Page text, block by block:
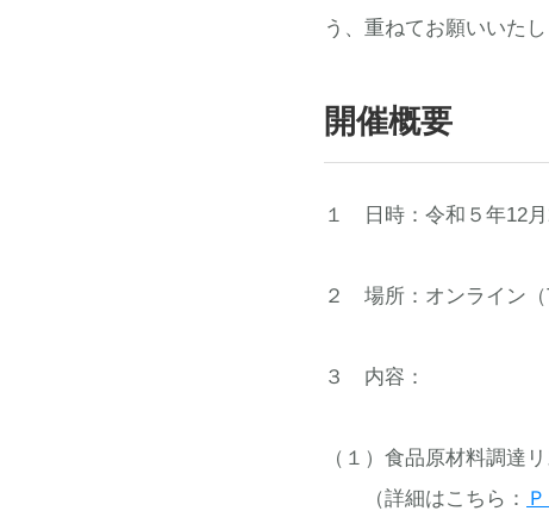
う、重ねてお願いいたし
開催概要
１ 日時：令和５年12
２ 場所：オンライン（
３ 内容：
（１）食品原材料調達
（詳細はこちら：